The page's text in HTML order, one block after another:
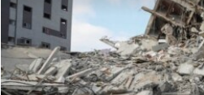
No